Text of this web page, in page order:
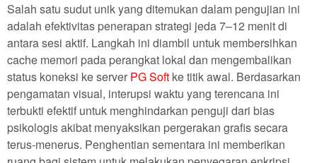
Salah satu sudut unik yang ditemukan dalam pengujian ini
adalah efektivitas penerapan strategi jeda 7–12 menit di
antara sesi aktif. Langkah ini diambil untuk membersihkan
cache memori pada perangkat lokal dan mengembalikan
status koneksi ke server PG Soft ke titik awal. Berdasarkan
pengamatan visual, interupsi waktu yang terencana ini
terbukti efektif untuk menghindarkan penguji dari bias
psikologis akibat menyaksikan pergerakan grafis secara
terus-menerus. Penghentian sementara ini memberikan